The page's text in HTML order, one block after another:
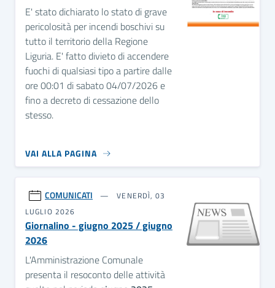
E' stato dichiarato lo stato di grave
pericolosità per incendi boschivi su
tutto il territorio della Regione
Liguria. E' fatto divieto di accendere
fuochi di qualsiasi tipo a partire dalle
ore 00:01 di sabato 04/07/2026 e
fino a decreto di cessazione dello
stesso.
VAI ALLA PAGINA
COMUNICATI
VENERDÌ, 03
LUGLIO 2026
Giornalino - giugno 2025 / giugno
2026
L'Amministrazione Comunale
presenta il resoconto delle attività